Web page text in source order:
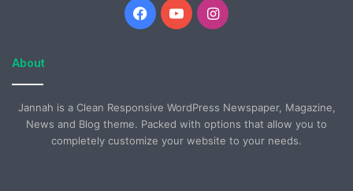
Facebook
YouTubeInstagram
About
Jannah is a Clean Responsive WordPress Newspaper, Magazine,
News and Blog theme. Packed with options that allow you to
completely customize your website to your needs.